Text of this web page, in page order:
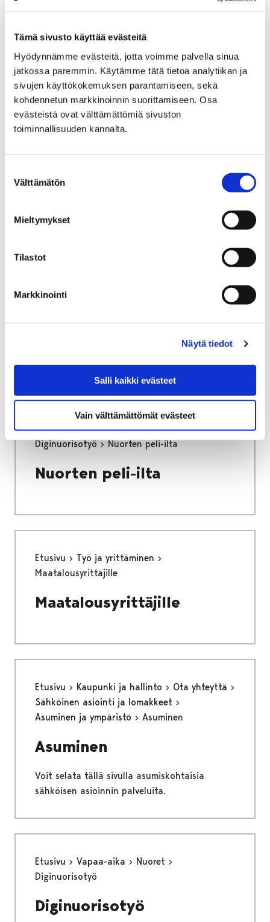
Tämä sivusto käyttää evästeitä
Hyödynnämme evästeitä, jotta voimme palvella sinua
jatkossa paremmin. Käytämme tätä tietoa analytiikan ja
sivujen käyttökokemuksen parantamiseen, sekä
kohdennetun markkinoinnin suorittamiseen. Osa
evästeistä ovat välttämättömiä sivuston
toiminnallisuuden kannalta.
valinta
Välttämätön
Mieltymykset
Tilastot
Markkinointi
Näytä tiedot
Salli kaikki evästeet
Vain välttämättömät evästeet
Asuminen ja ympäristö
Rakentaminen
Maalämpöjärjestelmän
esiselvityslomake
Voit siirtyä maalämmön
Porin muistilista ulkomyyntiin
Porin muistilista
Voit siirtyä ulkomyynnin muistilistaan
Etusivu Vapaa-aika
Nuoret
Diginuorisotyö
Nuorten peli-ilta
Nuorten peli-ilta
Etusivu
Työ ja yrittäminen
Maatalousyrittäjille
Maatalousyrittäjille
Etusivu Kaupunki ja hallinto
Ota yhteyttä
Sähköinen asiointi ja lomakkeet
Asuminen ja ympäristö
Asuminen
Asuminen
Voit selata tällä sivulla asumiskohtaisia
sähköisen asioinnin palveluita.
Etusivu Vapaa-aika
Nuoret
Diginuorisotyö
Diginuorisotyö